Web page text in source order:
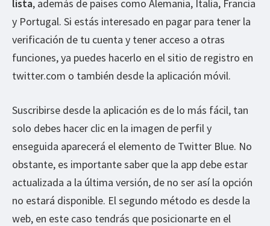
lista, además de países como Alemania, Italia, Francia
y Portugal. Si estás interesado en pagar para tener la
verificación de tu cuenta y tener acceso a otras
funciones, ya puedes hacerlo en el sitio de registro en
twitter.com o también desde la aplicación móvil.
Suscribirse desde la aplicación es de lo más fácil, tan
solo debes hacer clic en la imagen de perfil y
enseguida aparecerá el elemento de Twitter Blue. No
obstante, es importante saber que la app debe estar
actualizada a la última versión, de no ser así la opción
no estará disponible. El segundo método es desde la
web, en este caso tendrás que posicionarte en el